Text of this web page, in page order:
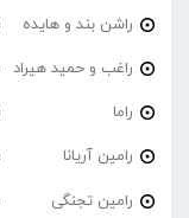
راشن بند و هایده
راغب و حمید هیراد
راما
رامین آریانا
رامین تجنگی